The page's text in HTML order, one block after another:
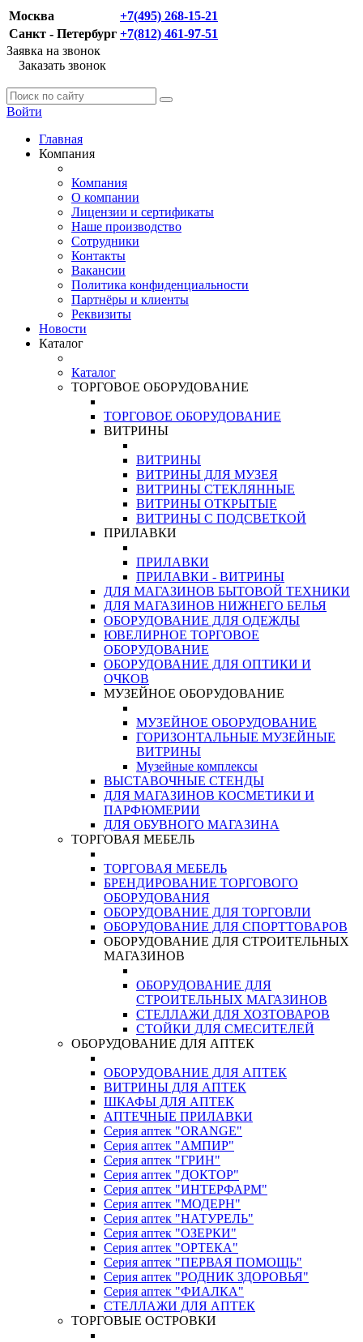
Москва
+7(495) 268-15-21
Санкт - Петербург +7(812) 461-97-51
Заявка на звонок
Заказать звонок
Войти
Главная
Компания
Компания
О компании
Лицензии и сертификаты
Наше производство
Сотрудники
Контакты
Вакансии
Политика конфиденциальности
Партнёры и клиенты
Реквизиты
Новости
Каталог
Каталог
ТОРГОВОЕ ОБОРУДОВАНИЕ
ТОРГОВОЕ ОБОРУДОВАНИЕ
ВИТРИНЫ
ВИТРИНЫ
ВИТРИНЫ ДЛЯ МУЗЕЯ
ВИТРИНЫ СТЕКЛЯННЫЕ
ВИТРИНЫ ОТКРЫТЫЕ
ВИТРИНЫ С ПОДСВЕТКОЙ
ПРИЛАВКИ
ПРИЛАВКИ
ПРИЛАВКИ - ВИТРИНЫ
ДЛЯ МАГАЗИНОВ БЫТОВОЙ ТЕХНИКИ
ДЛЯ МАГАЗИНОВ НИЖНЕГО БЕЛЬЯ
ОБОРУДОВАНИЕ ДЛЯ ОДЕЖДЫ
ЮВЕЛИРНОЕ ТОРГОВОЕ
ОБОРУДОВАНИЕ
ОБОРУДОВАНИЕ ДЛЯ ОПТИКИ И
ОЧКОВ
МУЗЕЙНОЕ ОБОРУДОВАНИЕ
МУЗЕЙНОЕ ОБОРУДОВАНИЕ
ГОРИЗОНТАЛЬНЫЕ МУЗЕЙНЫЕ
ВИТРИНЫ
Музейные комплексы
ВЫСТАВОЧНЫЕ СТЕНДЫ
ДЛЯ МАГАЗИНОВ КОСМЕТИКИ И
ПАРФЮМЕРИИ
ДЛЯ ОБУВНОГО МАГАЗИНА
ТОРГОВАЯ МЕБЕЛЬ
ТОРГОВАЯ МЕБЕЛЬ
БРЕНДИРОВАНИЕ ТОРГОВОГО
ОБОРУДОВАНИЯ
ОБОРУДОВАНИЕ ДЛЯ ТОРГОВЛИ
ОБОРУДОВАНИЕ ДЛЯ СПОРТТОВАРОВ
ОБОРУДОВАНИЕ ДЛЯ СТРОИТЕЛЬНЫХ
МАГАЗИНОВ
ОБОРУДОВАНИЕ ДЛЯ
СТРОИТЕЛЬНЫХ МАГАЗИНОВ
СТЕЛЛАЖИ ДЛЯ ХОЗТОВАРОВ
СТОЙКИ ДЛЯ СМЕСИТЕЛЕЙ
ОБОРУДОВАНИЕ ДЛЯ АПТЕК
ОБОРУДОВАНИЕ ДЛЯ АПТЕК
ВИТРИНЫ ДЛЯ АПТЕК
ШКАФЫ ДЛЯ АПТЕК
АПТЕЧНЫЕ ПРИЛАВКИ
Серия аптек "ORANGE"
Серия аптек "АМПИР"
Серия аптек "ГРИН"
Серия аптек "ДОКТОР"
Серия аптек "ИНТЕРФАРМ"
Серия аптек "МОДЕРН"
Серия аптек "НАТУРЕЛЬ"
Серия аптек "ОЗЕРКИ"
Серия аптек "ОРТЕКА"
Серия аптек "ПЕРВАЯ ПОМОЩЬ"
Серия аптек "РОДНИК ЗДОРОВЬЯ"
Серия аптек "ФИАЛКА"
СТЕЛЛАЖИ ДЛЯ АПТЕК
ТОРГОВЫЕ ОСТРОВКИ